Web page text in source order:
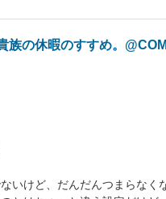
族の休暇のすすめ。
いけど、だんだんつまらなく